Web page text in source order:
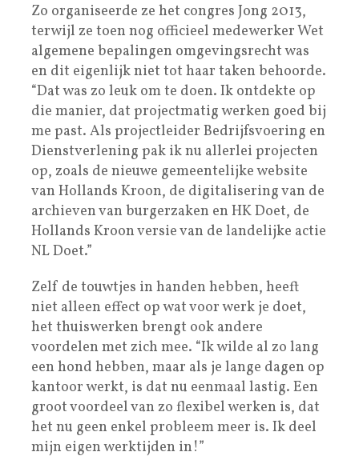
Zo organiseerde ze het congres Jong 2013,
terwijl ze toen nog officieel medewerker Wet
algemene bepalingen omgevingsrecht was
en dit eigenlijk niet tot haar taken behoorde.
“Dat was zo leuk om te doen. Ik ontdekte op
die manier, dat projectmatig werken goed bij
me past. Als projectleider Bedrijfsvoering en
Dienstverlening pak ik nu allerlei projecten
op, zoals de nieuwe gemeentelijke website
van Hollands Kroon, de digitalisering van de
archieven van burgerzaken en HK Doet, de
Hollands Kroon versie van de landelijke actie
NL Doet.”
Zelf de touwtjes in handen hebben, heeft
niet alleen effect op wat voor werk je doet,
het thuiswerken brengt ook andere
voordelen met zich mee. “Ik wilde al zo lang
een hond hebben, maar als je lange dagen op
kantoor werkt, is dat nu eenmaal lastig. Een
groot voordeel van zo flexibel werken is, dat
het nu geen enkel probleem meer is. Ik deel
mijn eigen werktijden in!”